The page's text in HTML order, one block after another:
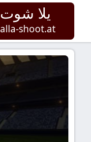
يلا شوت
shoot.at